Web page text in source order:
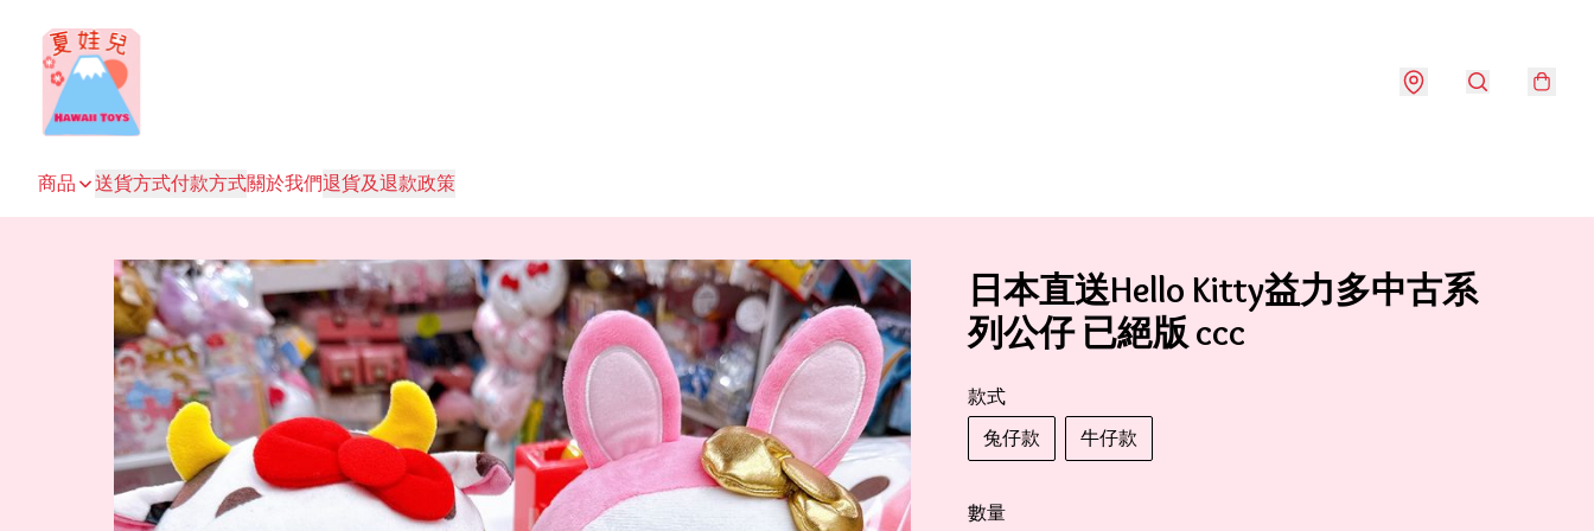
商品 送貨方式付款方式關於我們退貨及退款政策
日本直送Hello Kitty益力多中古系
列公仔 已絕版 ccc
款式
兔仔款
牛仔款
數量